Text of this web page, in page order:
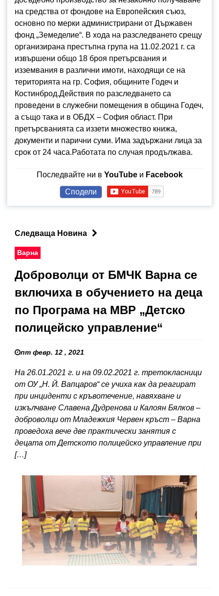
на средства от фондове на Европейския съюз,
основно по мерки администрирани от Държавен
фонд „Земеделие“. В хода на разследването срещу
организирана престъпна група на 11.02.2021 г. са
извършени общо 18 броя претърсвания и
изземвания в различни имоти, находящи се на
територията на гр. София, общините Годеч и
Костинброд.Действия по разследването са
проведени в служебни помещения в община Годеч,
а също така и в ОБДХ – София област. При
претърсванията са иззети множество книжа,
документи и парични суми. Има задържани лица за
срок от 24 часа.Работата по случая продължава.
Последвайте ни в YouTubeи Facebook
Сподели
Следваща Новина
Варна
Доброволци от БМЧК Варна се
включиха в обучението на деца
по Програма на МВР „Детско
полицейско управление“
пт февр. 12 , 2021
На 26.01.2021 г. и на 09.02.2021 г. третокласници
от ОУ „Н. Й. Вапцаров“ се учиха как да реагират
при инциденти с кръвотечение, навяхване и
изкълчване Славена Дудренова и Калоян Бялков –
доброволци от Младежкия Червен кръст – Варна
проведоха вече две практически занятия с
децата от Детското полицейско управление при
[…]